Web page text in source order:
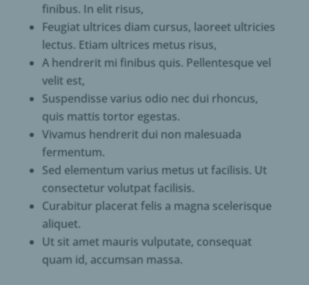
finibus. In elit risus,
Feugiat ultrices diam cursus, laoreet ultricies
lectus. Etiam ultrices metus risus,
A hendrerit mi finibus quis. Pellentesque vel
velit est,
Suspendisse varius odio nec dui rhoncus,
quis mattis tortor egestas.
Vivamus hendrerit dui non malesuada
fermentum.
Sed elementum varius metus ut facilisis. Ut
consectetur volutpat facilisis.
Curabitur placerat felis a magna scelerisque
aliquet.
Ut sit amet mauris vulputate, consequat
quam id, accumsan massa.